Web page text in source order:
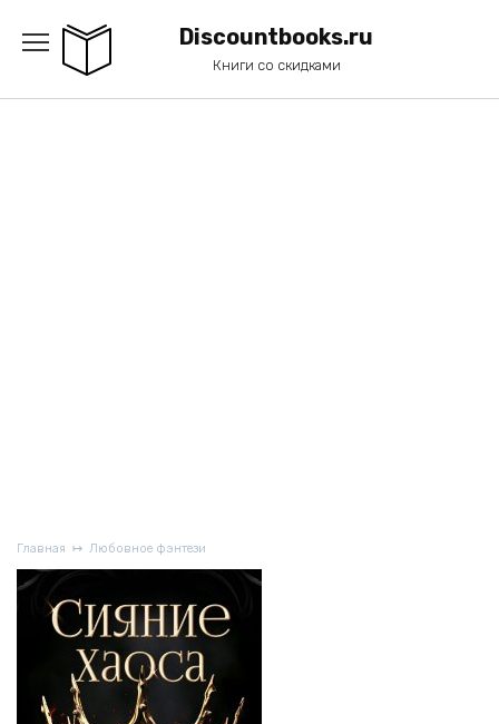
содержанию
Discountbooks.ru
Книги со скидками
Главная Любовное фэнтези